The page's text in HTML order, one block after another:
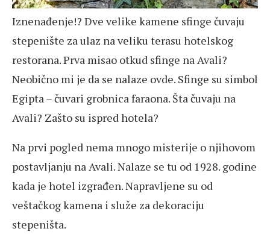
Iznenađenje!? Dve velike kamene sfinge čuvaju
stepenište za ulaz na veliku terasu hotelskog
restorana. Prva misao otkud sfinge na Avali?
Neobično mi je da se nalaze ovde. Sfinge su simbol
Egipta – čuvari grobnica faraona. Šta čuvaju na
Avali? Zašto su ispred hotela?
Na prvi pogled nema mnogo misterije o njihovom
postavljanju na Avali. Nalaze se tu od 1928. godine
kada je hotel izgrađen. Napravljene su od
veštačkog kamena i služe za dekoraciju
stepeništa.